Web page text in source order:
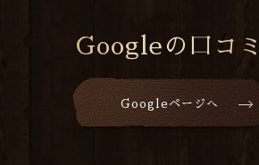
Googleの口コミ
Googleページへ